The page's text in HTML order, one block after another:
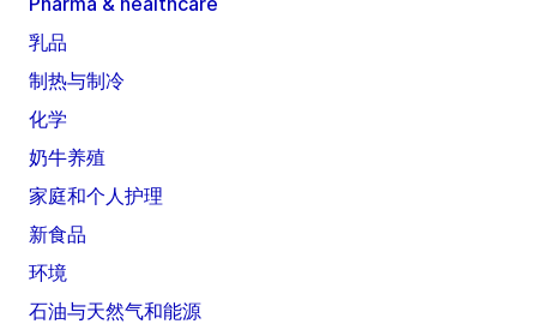
乳品
制热与制冷
化学
奶牛养殖
家庭和个人护理
新食品
环境
石油与天然气和能源